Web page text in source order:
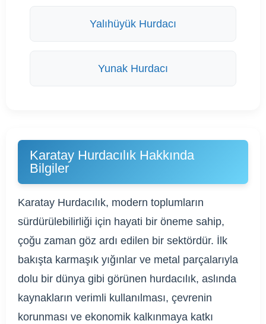
Yalıhüyük Hurdacı
Yunak Hurdacı
Karatay Hurdacılık Hakkında
Bilgiler
Karatay Hurdacılık, modern toplumların
sürdürülebilirliği için hayati bir öneme sahip,
çoğu zaman göz ardı edilen bir sektördür. İlk
bakışta karmaşık yığınlar ve metal parçalarıyla
dolu bir dünya gibi görünen hurdacılık, aslında
kaynakların verimli kullanılması, çevrenin
korunması ve ekonomik kalkınmaya katkı